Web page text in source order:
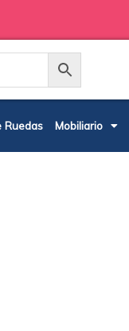
Ruedas Mobiliario